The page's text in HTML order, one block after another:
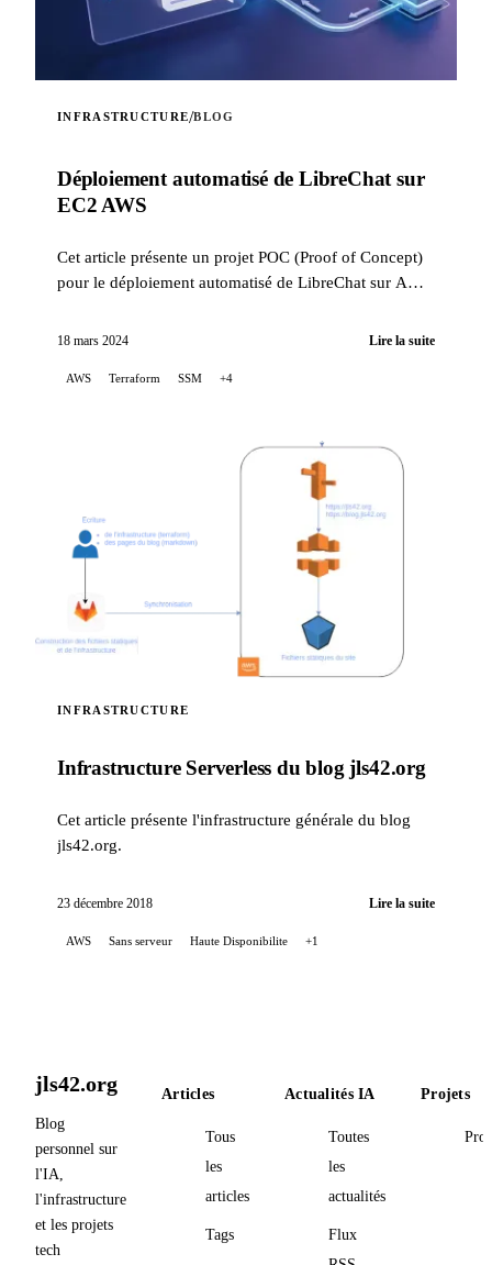
INFRASTRUCTURE/BLOG
Déploiement automatisé de LibreChat sur
EC2 AWS
Cet article présente un projet POC (Proof of Concept)
pour le déploiement automatisé de LibreChat sur AWS
18 mars 2024 Lire la suite
AWS Terraform SSM +4
INFRASTRUCTURE
Infrastructure Serverless du blog jls42.org
Cet article présente l'infrastructure générale du blog
jls42.org.
23 décembre 2018 Lire la suite
AWS Sans serveur Haute Disponibilite +1
jls42.org
Blog
personnel sur
l'IA,
l'infrastructure
et les projets
tech
Articles
Tous
les
articles
Tags
Actualités IA
Toutes
les
actualités
Flux
Projets